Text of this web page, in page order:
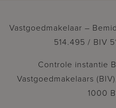
Vastgoedmakelaar –
514.495 / BIV
Controle instantie
Vastgoedmakelaars
1000